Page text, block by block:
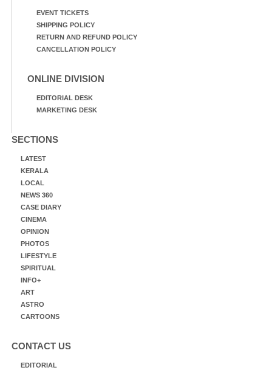
EVENT TICKETS
SHIPPING POLICY
RETURN AND REFUND POLICY
CANCELLATION POLICY
ONLINE DIVISION
EDITORIAL DESK
MARKETING DESK
SECTIONS
LATEST
KERALA
LOCAL
NEWS 360
CASE DIARY
CINEMA
OPINION
PHOTOS
LIFESTYLE
SPIRITUAL
INFO+
ART
ASTRO
CARTOONS
CONTACT US
EDITORIAL